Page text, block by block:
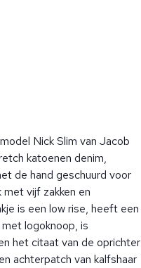
Nick Slim van Jacob
katoenen denim,
de hand geschuurd voor
vijf zakken en
is een low rise, heeft een
logoknoop, is
het citaat van de oprichter
achterpatch van kalfshaar